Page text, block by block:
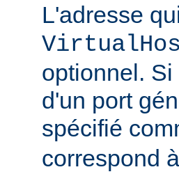
L'adresse
optionnel.
d'un port
spécifié
correspond